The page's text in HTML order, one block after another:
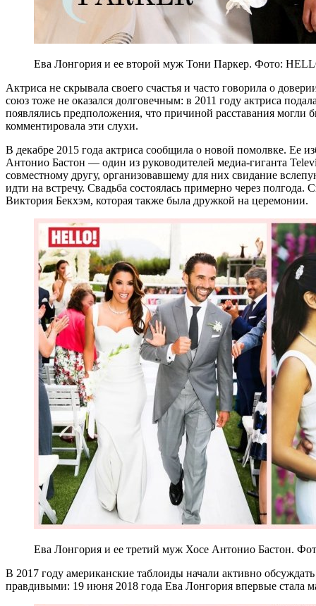
Ева Лонгория и ее второй муж Тони Паркер. Фото:
Актриса не скрывала своего счастья и часто говорила о
союз тоже не оказался долговечным: в 2011 году актриса
появлялись предположения, что причиной расставания могли
комментировала эти слухи.
В декабре 2015 года актриса сообщила о новой помолвке. Ее
Антонио Бастон — один из руководителей медиа-гиганта
совместному другу, организовавшему для них свидание
идти на встречу. Свадьба состоялась примерно через полгода.
Виктория Бекхэм, которая также была дружкой на церемонии.
Ева Лонгория и ее третий муж Хосе Антонио Бастон.
В 2017 году американские таблоиды начали активно
правдивыми: 19 июня 2018 года Ева Лонгория впервые стала